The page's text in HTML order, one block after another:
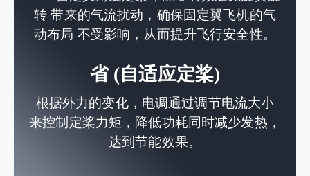
转 带来的气流扰动，确保固定翼飞机的气
动布局 不受影响，从而提升飞行安全性。
省 (自适应定桨)
根据外力的变化，电调通过调节电流大小
来控制定桨力矩，降低功耗同时减少发热，
达到节能效果。